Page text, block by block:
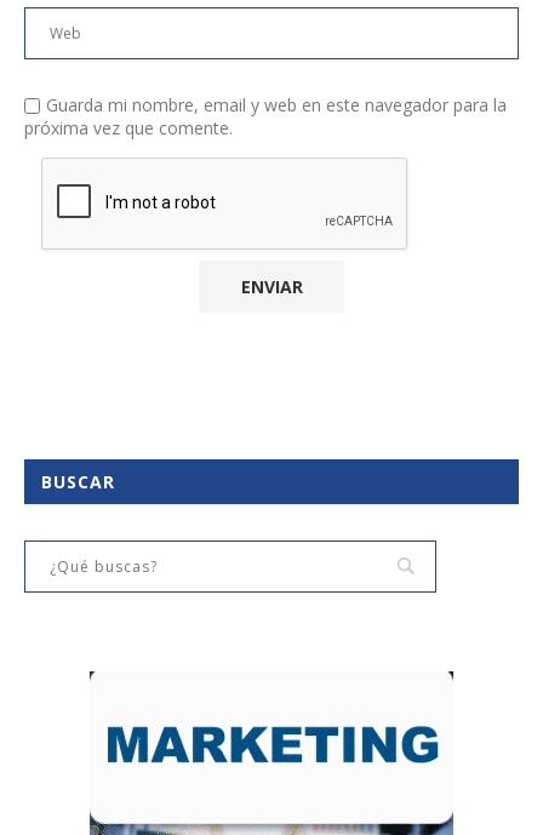
Guarda mi nombre, email y web en este navegador para la
próxima vez que comente.
BUSCAR